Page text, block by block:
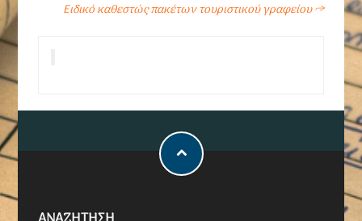
Ειδικό καθεστώς πακέτων τουριστικού γραφείου→